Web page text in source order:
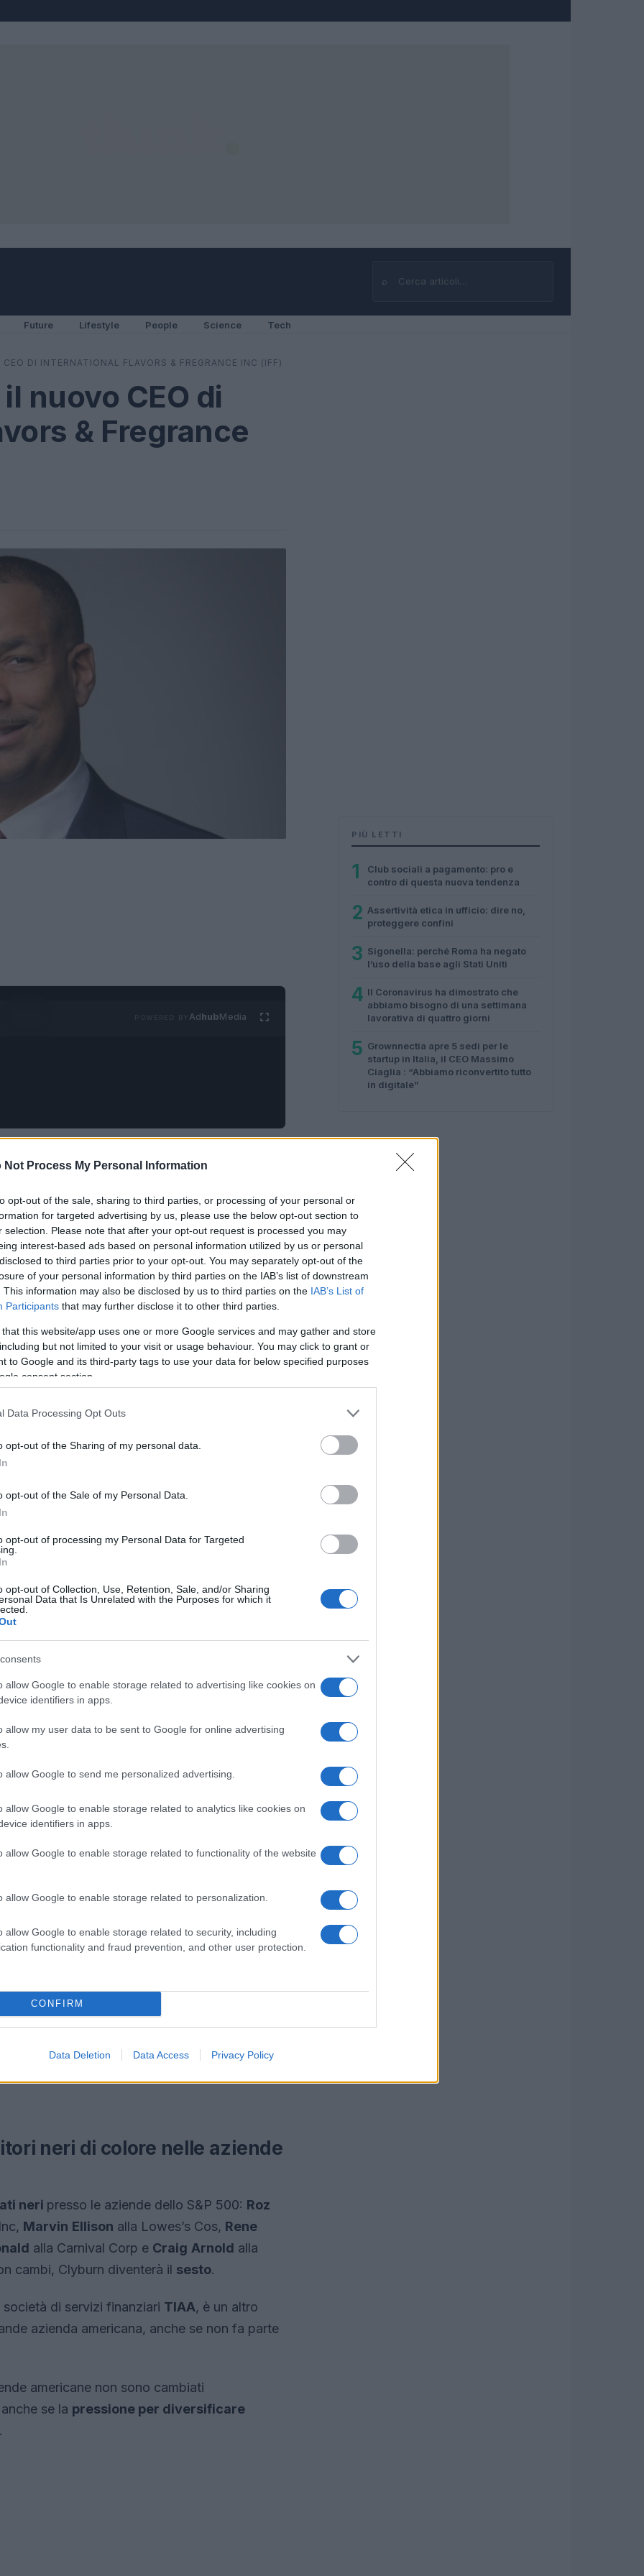
Not Process My Personal Information
opt-out of the sale, sharing to third parties, or processing of your personal or
for targeted advertising by us, please use the below opt-out section to
selection. Please note that after your opt-out request is processed you may
interest-based ads based on personal information utilized by us or personal
to third parties prior to your opt-out. You may separately opt-out of the
of your personal information by third parties on the IAB’s list of downstream
This information may also be disclosed by us to third parties on the IAB’s List of
Participants that may further disclose it to other third parties.
that this website/app uses one or more Google services and may gather and store
but not limited to your visit or usage behaviour. You may click to grant or
to Google and its third-party tags to use your data for below specified purposes
consent section.
Data Processing Opt Outs
opt-out of the Sharing of my personal data.
opt-out of the Sale of my Personal Data.
opt-out of processing my Personal Data for Targeted
opt-out of Collection, Use, Retention, Sale, and/or Sharing
Data that Is Unrelated with the Purposes for which it
allow Google to enable storage related to advertising like cookies on
identifiers in apps.
allow my user data to be sent to Google for online advertising
allow Google to send me personalized advertising.
allow Google to enable storage related to analytics like cookies on
identifiers in apps.
allow Google to enable storage related to functionality of the website
allow Google to enable storage related to personalization.
allow Google to enable storage related to security, including
functionality and fraud prevention, and other user protection.
CONFIRM
Data Deletion Data Access Privacy Policy
⌕
Cerca
Future Lifestyle People Science Tech
DI INTERNATIONAL FLAVORS & FREGRANCE INC (IFF)
nuovo CEO di
& Fregrance
AdhubMedia
amministratori delegati
di International Flavors &
farmaceutica Merck & Co, diventerà il
& Fragrances Inc, unendosi alla piccola lista
aziende statunitensi riportata dall’indice
specializzata nella prodizione di
a New York, a partire dal14 febbraio ,
nella giornata di giovedì 20 gennaio.
presidente della salute umana allaMerck,
il 90% del suo business da 48 miliardi di
uncandidato top per il ruolo di CEO di
nero, si è dimesso nel mese di giugno.
neri di colore nelle aziende
neri presso le aziende dello S&P 500: Roz
Marvin Ellison alla Lowes’s Cos, Rene
alla Carnival Corp e Craig Arnold alla
cambi, Clyburn diventerà il sesto.
di servizi finanziari TIAA, è un altro
azienda americana, anche se non fa parte
americane non sono cambiati
se la pressione per diversificare
.
PIÙ LETTI
1
Club sociali a pagamento: pro e
contro di questa nuova tendenza
2 Assertività etica in ufficio: dire no,
proteggere confini
3 Sigonella: perché Roma ha negato
l’uso della base agli Stati Uniti
4 Il Coronavirus ha dimostrato che
abbiamo bisogno di una settimana
lavorativa di quattro giorni
5 Grownnectia apre 5 sedi per le
startup in Italia, il CEO Massimo
Ciaglia : “Abbiamo riconvertito tutto
in digitale”